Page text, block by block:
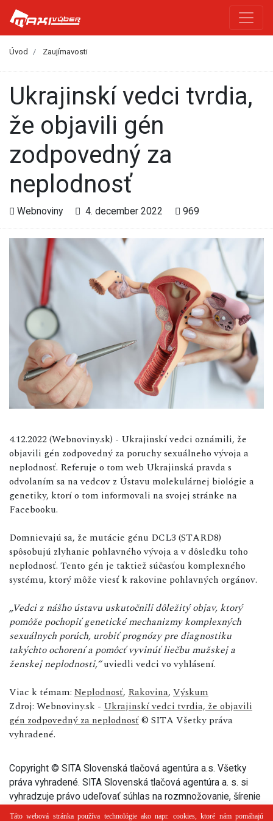
Úvod Zaujímavosti
Ukrajinskí vedci tvrdia,
že objavili gén
zodpovedný za
neplodnosť
Webnoviny 4. december 2022 969
4.12.2022 (Webnoviny.sk) - Ukrajinskí vedci oznámili, že
objavili gén zodpovedný za poruchy sexuálneho vývoja a
neplodnosť. Referuje o tom web Ukrajinská pravda s
odvolaním sa na vedcov z Ústavu molekulárnej biológie a
genetiky, ktorí o tom informovali na svojej stránke na
Facebooku.
Domnievajú sa, že mutácie génu DCL3 (STARD8)
spôsobujú zlyhanie pohlavného vývoja a v dôsledku toho
neplodnosť. Tento gén je taktiež súčasťou komplexného
systému, ktorý môže viesť k rakovine pohlavných orgánov.
„Vedci z nášho ústavu uskutočnili dôležitý objav, ktorý
pomôže pochopiť genetické mechanizmy komplexných
sexuálnych porúch, urobiť prognózy pre diagnostiku
takýchto ochorení a pomôcť vyvinúť liečbu mužskej a
ženskej neplodnosti,“uviedli vedci vo vyhlásení.
Viac k témam: Neplodnosť, Rakovina, Výskum
Zdroj: Webnoviny.sk - Ukrajinskí vedci tvrdia, že objavili
gén zodpovedný za neplodnosť© SITA Všetky práva
vyhradené.
Copyright © SITA Slovenská tlačová agentúra a.s. Všetky
práva vyhradené. SITA Slovenská tlačová agentúra a. s. si
vyhradzuje právo udeľovať súhlas na rozmnožovanie, šírenie